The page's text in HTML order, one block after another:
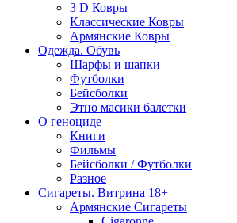
3 D Ковры
Классические Ковры
Армянские Ковры
Одежда. Обувь
Шарфы и шапки
Футболки
Бейсболки
Этно масики балетки
О геноциде
Книги
Фильмы
Бейсболки / Футболки
Разное
Сигареты. Витрина 18+
Армянские Сигареты